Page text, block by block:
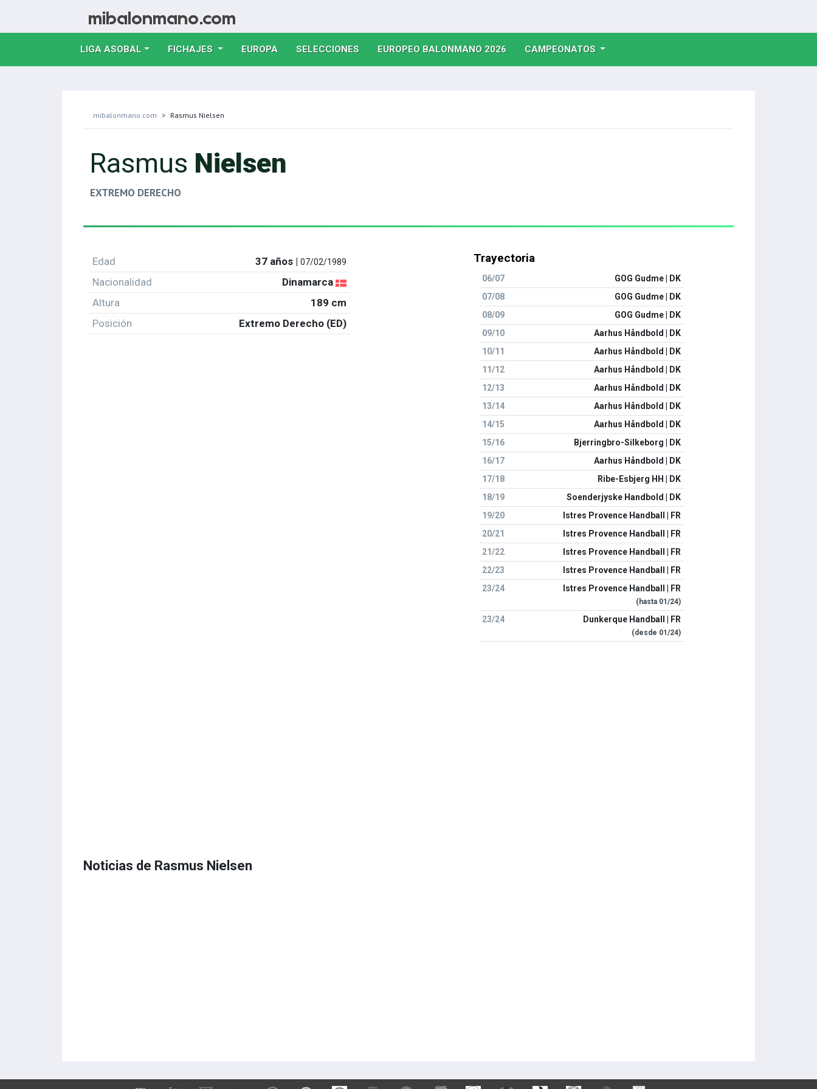
LIGA ASOBAL FICHAJES EUROPA(CURRENT)
SELECCIONES(CURRENT)
EUROPEO BALONMANO 2026(CURRENT)
CAMPEONATOS
mibalonmano.com Rasmus Nielsen
Rasmus Nielsen
EXTREMO DERECHO
Edad 37 años |07/02/1989
Nacionalidad
Dinamarca
Altura
189 cm
Posición
Extremo Derecho (ED)
Trayectoria
06/07
GOG Gudme | DK
07/08
GOG Gudme | DK
08/09
GOG Gudme | DK
09/10
Aarhus Håndbold | DK
10/11
Aarhus Håndbold | DK
11/12
Aarhus Håndbold | DK
12/13
Aarhus Håndbold | DK
13/14
Aarhus Håndbold | DK
14/15
Aarhus Håndbold | DK
15/16
Bjerringbro-Silkeborg | DK
16/17
Aarhus Håndbold | DK
17/18
Ribe-Esbjerg HH | DK
18/19
Soenderjyske Handbold | DK
19/20
Istres Provence Handball | FR
20/21
Istres Provence Handball | FR
21/22
Istres Provence Handball | FR
22/23
Istres Provence Handball | FR
23/24
Istres Provence Handball | FR
(hasta 01/24)
23/24 Dunkerque Handball | FR
(desde 01/24)
Noticias de Rasmus Nielsen